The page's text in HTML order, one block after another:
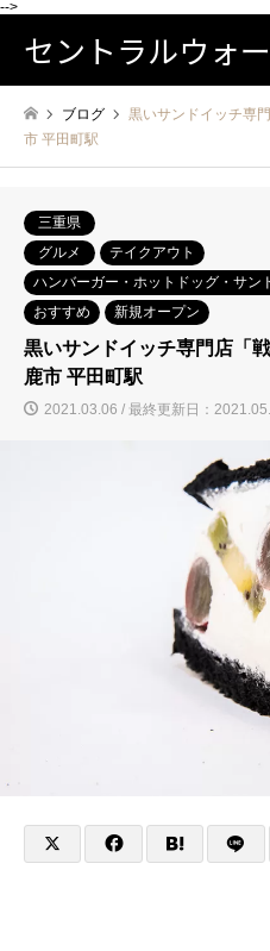
-->
セントラルウォ
ブログ
黒いサンドイッチ専
市 平田町駅
三重県
グルメ
テイクアウト
ハンバーガー・ホットドッグ・サン
おすすめ
新規オープン
黒いサンドイッチ専門店「
鹿市 平田町駅
2021.03.06 / 最終更新日：